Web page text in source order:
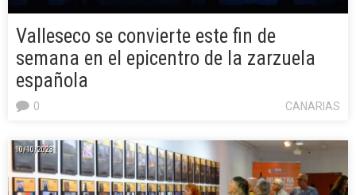
Valleseco se convierte este fin de
semana en el epicentro de la zarzuela
española
CANARIAS
0
10/10/2023